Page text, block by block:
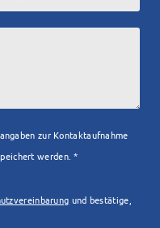
zur Kontaktaufnahme
werden. *
und bestätige,